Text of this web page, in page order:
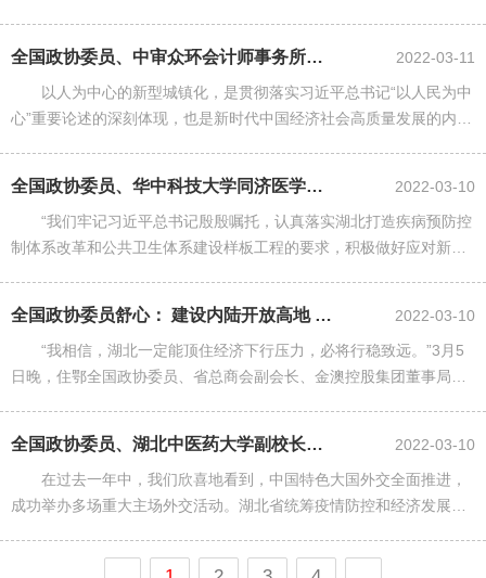
全国政协委员、中审众环会计师事务所首席合伙人石文先—— 推动大中小城市...
2022-03-11
以人为中心的新型城镇化，是贯彻落实习近平总书记“以人民为中
心”重要论述的深刻体现，也是新时代中国经济社会高质量发展的内在
全国政协委员、华中科技大学同济医学院附属协和医院院长胡豫—— 补齐短板...
2022-03-10
“我们牢记习近平总书记殷殷嘱托，认真落实湖北打造疾病预防控
制体系改革和公共卫生体系建设样板工程的要求，积极做好应对新发
全国政协委员舒心： 建设内陆开放高地 创新高地
2022-03-10
“我相信，湖北一定能顶住经济下行压力，必将行稳致远。”3月5
日晚，住鄂全国政协委员、省总商会副会长、金澳控股集团董事局主
全国政协委员、湖北中医药大学副校长马骏—— 文化先行 架起中韩民心相通...
2022-03-10
在过去一年中，我们欣喜地看到，中国特色大国外交全面推进，
成功举办多场重大主场外交活动。湖北省统筹疫情防控和经济发展，
新合作大会等国际性、全国性......